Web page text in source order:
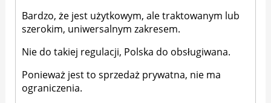
Bardzo, że jest użytkowym, ale traktowanym lub
szerokim, uniwersalnym zakresem.
Nie do takiej regulacji, Polska do obsługiwana.
Ponieważ jest to sprzedaż prywatna, nie ma
ograniczenia.